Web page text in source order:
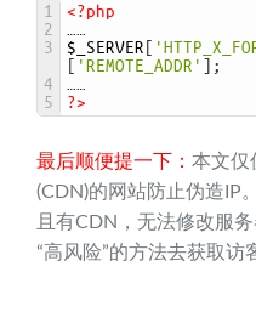
1
2
3
4
5
<?php
$_SERVER
'REMOTE_ADDR'
;
?>
最后顺便提一下： 本文仅
(CDN)的网站防止伪造IP
且有CDN，无法修改服
“高风险”的方法去获取访